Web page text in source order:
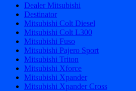
Dealer Mitsubishi
Destinator
Mitsubishi Colt Diesel
Mitsubishi Colt L300
Mitsubishi Fuso
Mitsubishi Pajero Sport
Mitsubishi Triton
Mitsubishi Xforce
Mitsubishi Xpander
Mitsubishi Xpander Cross